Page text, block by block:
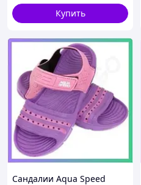
Купить
Сандалии Aqua Speed